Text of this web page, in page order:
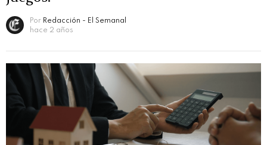
Por Redacción - El Semanal
hace 2 años